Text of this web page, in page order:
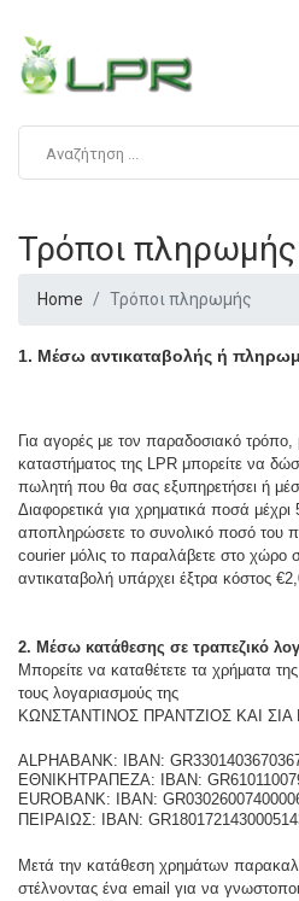
Τρόποι πληρωμής
Home Τρόποι πληρωμής
1. Μέσω αντικαταβολής ή
Για αγορές με τον παραδοσιακό
καταστήματος της LPR μπορείτε να
πωλητή που θα σας εξυπηρετήσει ή
Διαφορετικά για χρηματικά ποσά
αποπληρώσετε το συνολικό ποσό του
courier μόλις το παραλάβετε στο χώρο
αντικαταβολή υπάρχει έξτρα κόστος
2. Μέσω κατάθεσης σε τραπεζικό
Μπορείτε να καταθέτετε τα χρήματα
τους λογαριασμούς της
ΚΩΝΣΤΑΝΤΙΝΟΣ ΠΡΑΝΤΖΙΟΣ ΚΑΙ ΣΙΑ
ALPHABANK: ΙΒΑΝ:
ΕΘΝΙΚΗΤΡΑΠΕΖΑ: ΙΒΑΝ:
EUROBANK: ΙΒΑΝ:
ΠΕΙΡΑΙΩΣ: ΙΒΑΝ:
Μετά την κατάθεση χρημάτων
στέλνοντας ένα email για να